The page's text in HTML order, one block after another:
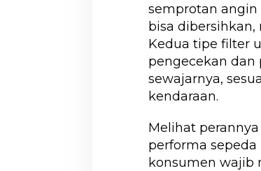
semprotan
bisa
Kedua tipe filter
pengecekan dan
sewajarnya,
kendaraan.
Melihat
performa
konsumen wajib